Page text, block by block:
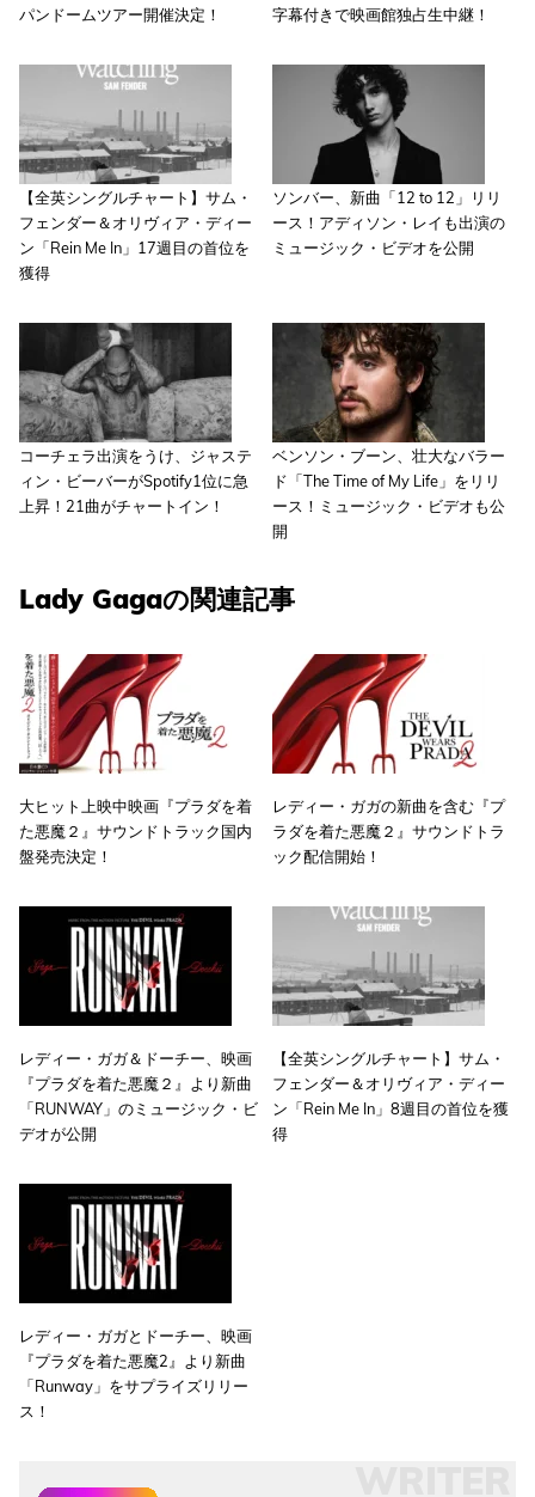
パンドームツアー開催決定！
字幕付きで映画館独占生中継！
【全英シングルチャート】サム・
フェンダー＆オリヴィア・ディー
ン「Rein Me In」17週目の首位を
獲得
ソンバー、新曲「12 to 12」リリ
ース！アディソン・レイも出演の
ミュージック・ビデオを公開
コーチェラ出演をうけ、ジャステ
ィン・ビーバーがSpotify1位に急
上昇！21曲がチャートイン！
ベンソン・ブーン、壮大なバラー
ド「The Time of My Life」をリリ
ース！ミュージック・ビデオも公
開
Lady Gagaの関連記事
大ヒット上映中映画『プラダを着
た悪魔２』サウンドトラック国内
盤発売決定！
レディー・ガガの新曲を含む『プ
ラダを着た悪魔２』サウンドトラ
ック配信開始！
レディー・ガガ＆ドーチー、映画
『プラダを着た悪魔２』より新曲
「RUNWAY」のミュージック・ビ
デオが公開
【全英シングルチャート】サム・
フェンダー＆オリヴィア・ディー
ン「Rein Me In」8週目の首位を獲
得
レディー・ガガとドーチー、映画
『プラダを着た悪魔2』より新曲
「Runway」をサプライズリリー
ス！